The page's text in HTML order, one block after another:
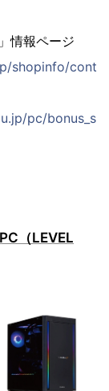
情報ページ
shopinfo/cont
pc/bonus_s
（LEVEL